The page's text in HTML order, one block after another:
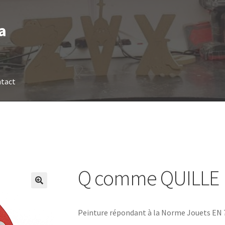
Q comme QUILLE
Peinture répondant à la Norme Jouets EN